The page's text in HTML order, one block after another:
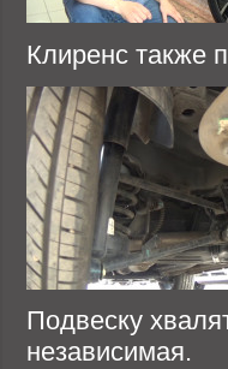
Клиренс также
Подвеску
независимая.